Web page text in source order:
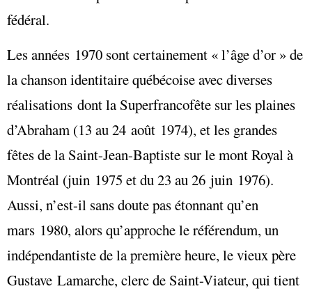
fédéral.
Les années 1970 sont certainement « l’âge d’or » de
la chanson identitaire québécoise avec diverses
réalisations dont la Superfrancofête sur les plaines
d’Abraham (13 au 24 août 1974), et les grandes
fêtes de la Saint-Jean-Baptiste sur le mont Royal à
Montréal (juin 1975 et du 23 au 26 juin 1976).
Aussi, n’est-il sans doute pas étonnant qu’en
mars 1980, alors qu’approche le référendum, un
indépendantiste de la première heure, le vieux père
Gustave Lamarche, clerc de Saint-Viateur, qui tient